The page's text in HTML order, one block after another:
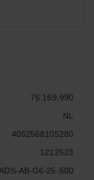
76.169.990
NL
4052568105280
1212523
AB-G6-25-500